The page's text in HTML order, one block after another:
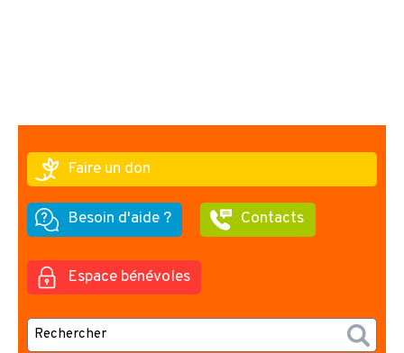
Faire un don
Besoin d'aide ? Contacts
Espace bénévoles